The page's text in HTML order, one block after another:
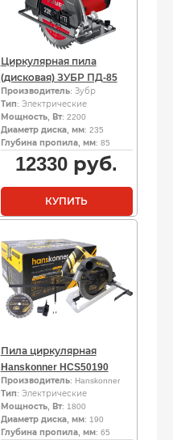
Циркулярная пила
(дисковая) ЗУБР ПД-85
Производитель: Зубр
Тип: Электрические
Мощность, Вт: 2200
Диаметр диска, мм: 235
Глубина пропила, мм: 85
12330 руб.
КУПИТЬ
Пила циркулярная
Hanskonner HCS50190
Производитель: Hanskonner
Тип: Электрические
Мощность, Вт: 1800
Диаметр диска, мм: 190
Глубина пропила, мм: 65